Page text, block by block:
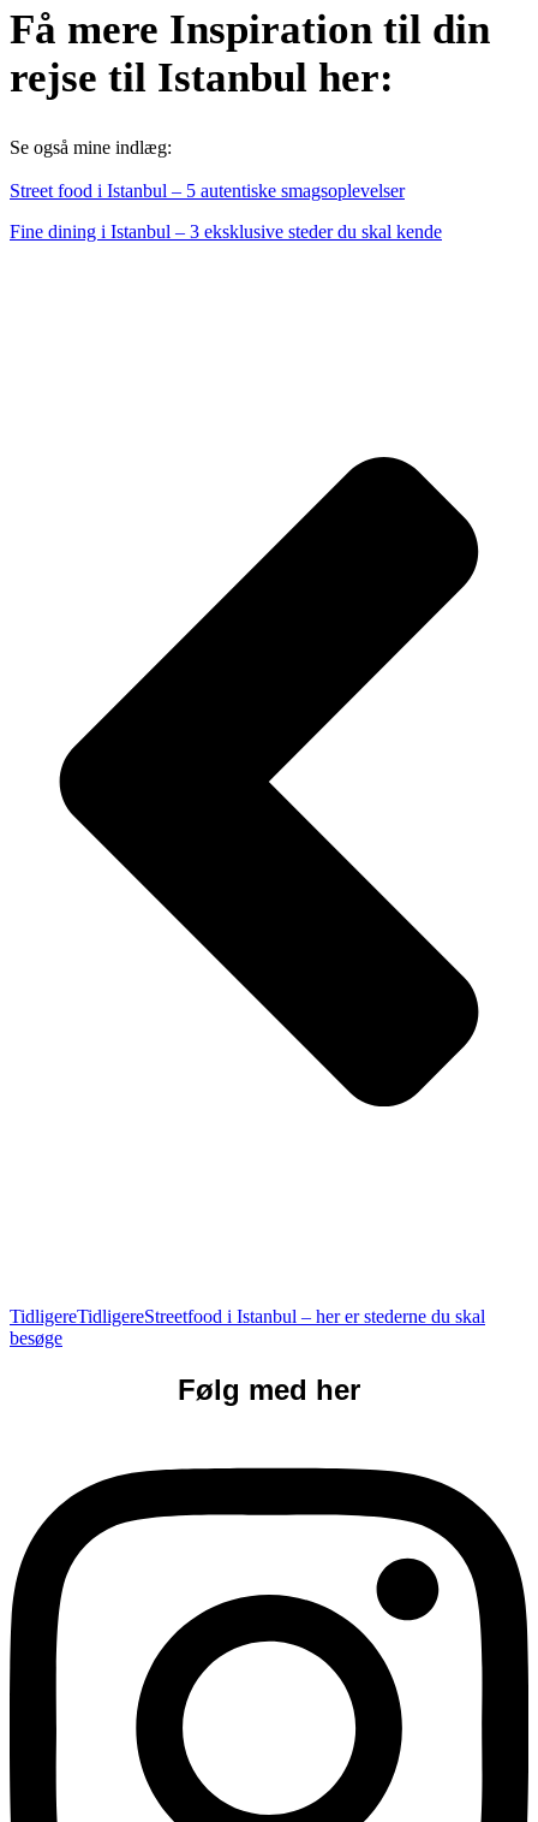
Få mere Inspiration til din
rejse til Istanbul her:
Se også mine indlæg:
Street food i Istanbul – 5 autentiske smagsoplevelser
Fine dining i Istanbul – 3 eksklusive steder du skal kende
TidligereTidligereStreetfood i Istanbul – her er stederne du skal
besøge
Følg med her